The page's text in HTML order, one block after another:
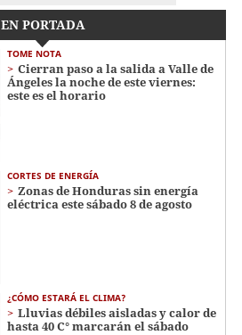
EN PORTADA
TOME NOTA
Cierran paso a la salida a Valle de
Ángeles la noche de este viernes:
este es el horario
CORTES DE ENERGÍA
Zonas de Honduras sin energía
eléctrica este sábado 8 de agosto
¿CÓMO ESTARÁ EL CLIMA?
Lluvias débiles aisladas y calor de
hasta 40 C° marcarán el sábado